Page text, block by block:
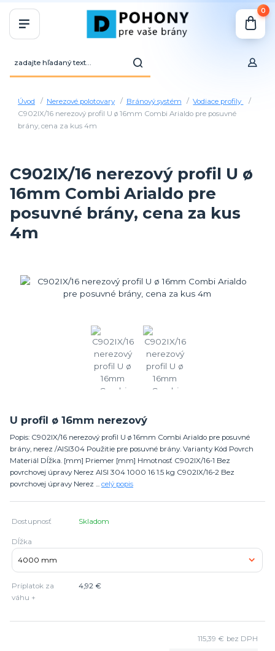
0
Úvod Nerezové polotovary Bránový systém
Vodiace profily
C902IX/16 nerezový profil U ø 16mm Combi Arialdo pre posuvné
brány, cena za kus 4m
C902IX/16 nerezový profil U ø
16mm Combi Arialdo pre
posuvné brány, cena za kus
4m
U profil ø 16mm nerezový
Popis: C902IX/16 nerezový profil U ø 16mm Combi Arialdo pre posuvné
brány, nerez /AISI304 Použitie pre posuvné brány. Varianty Kód Povrch
Materiál Dĺžka. [mm] Priemer [mm] Hmotnosť C902IX/16-1 Bez
povrchovej úpravy Nerez AISI 304 1000 16 1.5 kg C902IX/16-2 Bez
povrchovej úpravy Nerez ... celý popis
Dostupnosť Skladom
Dĺžka
Príplatok za
váhu +
4,92 €
115,39 € bez DPH